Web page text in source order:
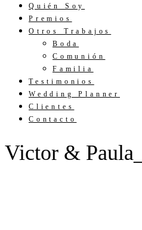
Quién Soy
Premios
Otros Trabajos
Boda
Comunión
Familia
Testimonios
Wedding Planner
Clientes
Contacto
Victor &